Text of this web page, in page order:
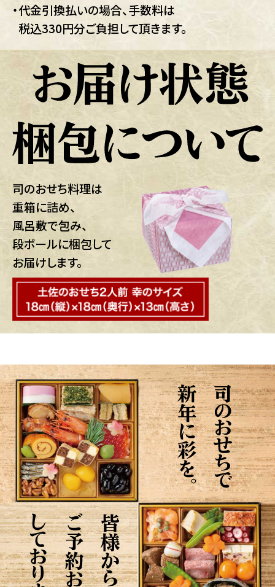
・代金引換払いの場合、手数料は
税込330円分ご負担して頂きます。
司のおせち料理は
重箱に詰め、
風呂敷で包み、
段ボールに梱包して
お届けします。